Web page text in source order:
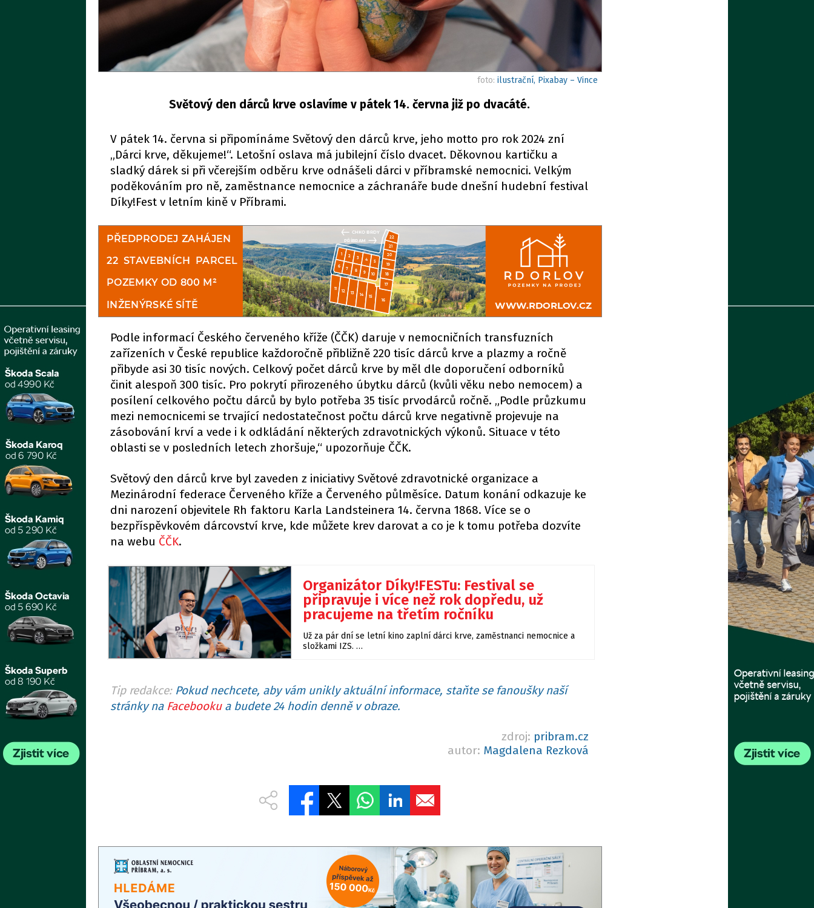
foto: ilustrační, Pixabay – Vince
Světový den dárců krve oslavíme v pátek 14. června již po dvacáté.
V pátek 14. června si připomínáme Světový den dárců krve, jeho motto pro rok 2024 zní
„Dárci krve, děkujeme!“. Letošní oslava má jubilejní číslo dvacet. Děkovnou kartičku a
sladký dárek si při včerejším odběru krve odnášeli dárci v příbramské nemocnici. Velkým
poděkováním pro ně, zaměstnance nemocnice a záchranáře bude dnešní hudební festival
Díky!Fest v letním kině v Příbrami.
Podle informací Českého červeného kříže (ČČK) daruje v nemocničních transfuzních
zařízeních v České republice každoročně přibližně 220 tisíc dárců krve a plazmy a ročně
přibyde asi 30 tisíc nových. Celkový počet dárců krve by měl dle doporučení odborníků
činit alespoň 300 tisíc. Pro pokrytí přirozeného úbytku dárců (kvůli věku nebo nemocem) a
posílení celkového počtu dárců by bylo potřeba 35 tisíc prvodárců ročně. „Podle průzkumu
mezi nemocnicemi se trvající nedostatečnost počtu dárců krve negativně projevuje na
zásobování krví a vede i k odkládání některých zdravotnických výkonů. Situace v této
oblasti se v posledních letech zhoršuje,“ upozorňuje ČČK.
Světový den dárců krve byl zaveden z iniciativy Světové zdravotnické organizace a
Mezinárodní federace Červeného kříže a Červeného půlměsíce. Datum konání odkazuje ke
dni narození objevitele Rh faktoru Karla Landsteinera 14. června 1868. Více se o
bezpříspěvkovém dárcovství krve, kde můžete krev darovat a co je k tomu potřeba dozvíte
na webu ČČK.
Organizátor Díky!FESTu: Festival se
připravuje i více než rok dopředu, už
pracujeme na třetím ročníku
Už za pár dní se letní kino zaplní dárci krve, zaměstnanci nemocnice a
složkami IZS. …
Tip redakce: Pokud nechcete, aby vám unikly aktuální informace, staňte se fanoušky naší
stránky na Facebookua budete 24 hodin denně v obraze.
zdroj: pribram.cz
autor: Magdalena Rezková